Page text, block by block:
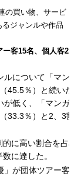
の買い物、サービ
ジャンルや作品
ー客15名、個人客2
ルについて「マンガ
45.5％）と続いた
が低く、「マンガ」
33.3％）と2、3割
に高い割合を占め
に達した。
」が団体ツアー客